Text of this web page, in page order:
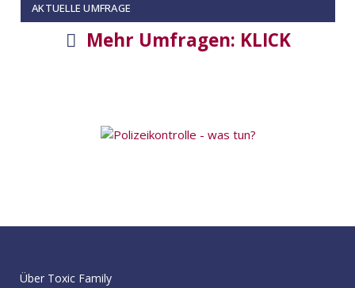
AKTUELLE UMFRAGE
Mehr Umfragen: KLICK
Über Toxic Family